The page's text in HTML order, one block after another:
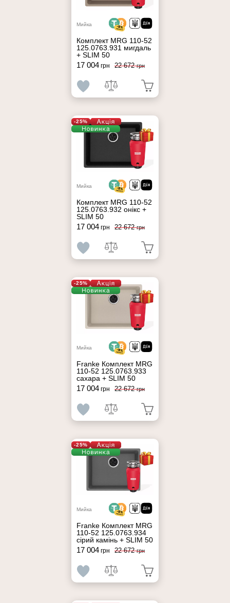
Мийка
Комплект MRG 110-52
125.0763.931 мигдаль
+ SLIM 50
17 004 грн 22 672грн
-25%
Мийка
Комплект MRG 110-52
125.0763.932 онікс +
SLIM 50
17 004 грн 22 672грн
-25%
Мийка
Franke Комплект MRG
110-52 125.0763.933
сахара + SLIM 50
17 004 грн 22 672грн
-25%
Мийка
Franke Комплект MRG
110-52 125.0763.934
сірий камінь + SLIM 50
17 004 грн 22 672грн